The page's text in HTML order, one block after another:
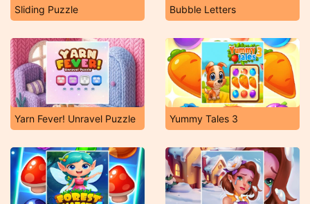
Sliding Puzzle Bubble Letters
Yarn Fever! Unravel Puzzle Yummy Tales 3